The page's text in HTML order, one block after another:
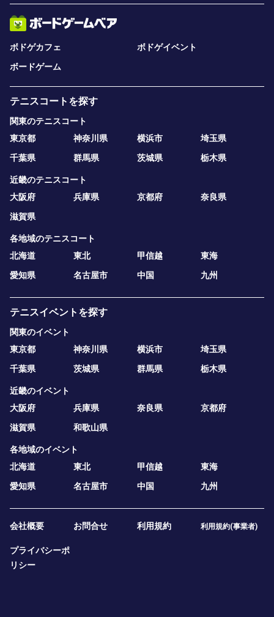
ボドゲカフェ
ボドゲイベント
ボードゲーム
テニスコートを探す
関東のテニスコート
東京都
神奈川県 横浜市
埼玉県
千葉県
群馬県 茨城県 栃木県
近畿のテニスコート
大阪府
兵庫県 京都府
奈良県
滋賀県
各地域のテニスコート
北海道
東北 甲信越
東海
愛知県
名古屋市 中国 九州
テニスイベントを探す
関東のイベント
東京都
神奈川県 横浜市
埼玉県
千葉県
茨城県 群馬県 栃木県
近畿のイベント
大阪府
兵庫県 奈良県
京都府
滋賀県
和歌山県
各地域のイベント
北海道
東北 甲信越
東海
愛知県
名古屋市 中国 九州
会社概要 お問合せ 利用規約 利用規約(事業者)
プライバシーポ
リシー